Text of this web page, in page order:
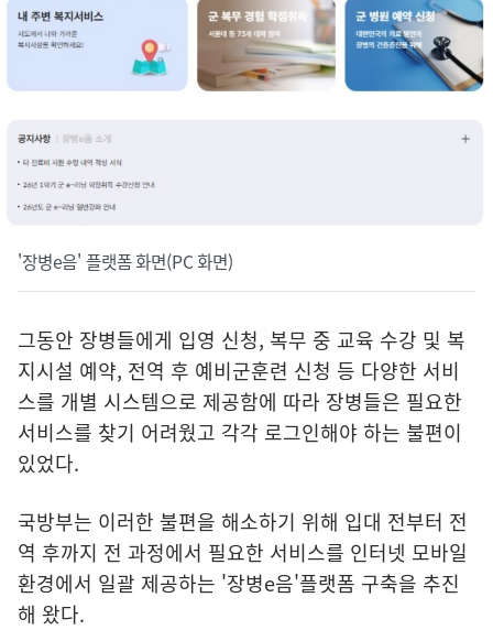
'장병e음' 플랫폼 화면(PC 화면)
그동안 장병들에게 입영 신청, 복무 중 교육 수강 및 복
지시설 예약, 전역 후 예비군훈련 신청 등 다양한 서비
스를 개별 시스템으로 제공함에 따라 장병들은 필요한
서비스를 찾기 어려웠고 각각 로그인해야 하는 불편이
있었다.
국방부는 이러한 불편을 해소하기 위해 입대 전부터 전
역 후까지 전 과정에서 필요한 서비스를 인터넷 모바일
환경에서 일괄 제공하는 '장병e음'플랫폼 구축을 추진
해 왔다.